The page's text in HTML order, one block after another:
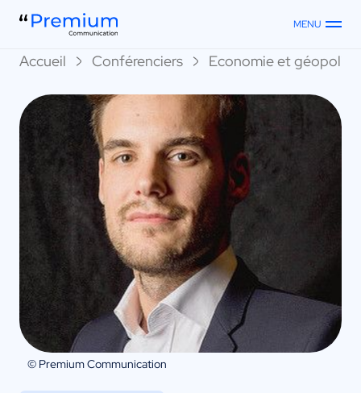
MENU
Accueil Conférenciers Economie et
© Premium Communication